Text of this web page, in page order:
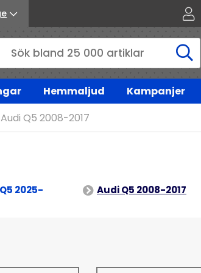
Hemmaljud Kampanjer
Audi Q5 2008-2017
2025- Audi Q5 2008-2017